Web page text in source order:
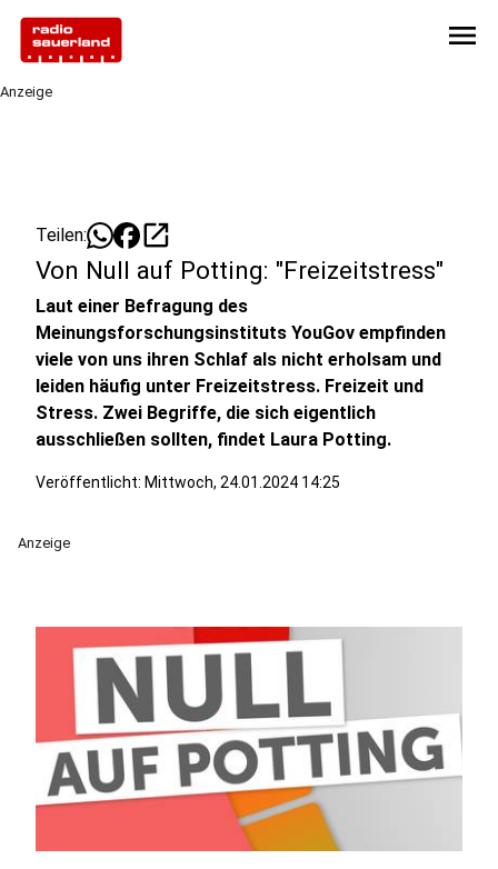
menu
Anzeige
Teilen: open_in_new
Von Null auf Potting: "Freizeitstress"
Laut einer Befragung des
Meinungsforschungsinstituts YouGov empfinden
viele von uns ihren Schlaf als nicht erholsam und
leiden häufig unter Freizeitstress. Freizeit und
Stress. Zwei Begriffe, die sich eigentlich
ausschließen sollten, findet Laura Potting.
Veröffentlicht: Mittwoch, 24.01.2024 14:25
Anzeige